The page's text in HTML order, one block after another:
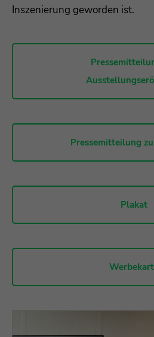
Inszenierung geworden ist.
Pressemitteilung
Plakat